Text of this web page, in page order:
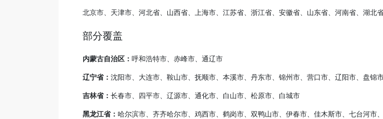
北京市、天津市、河北省、山西省、上海市、江苏省、浙江省、安徽省、山东省、河南省、湖北
部分覆盖
内蒙古自治区： 呼和浩特市、赤峰市、通辽市
辽宁省： 沈阳市、大连市、鞍山市、抚顺市、本溪市、丹东市、锦州市、营口市、辽阳市、盘锦
吉林省： 长春市、四平市、辽源市、通化市、白山市、松原市、白城市
黑龙江省： 哈尔滨市、齐齐哈尔市、鸡西市、鹤岗市、双鸭山市、伊春市、佳木斯市、七台河市